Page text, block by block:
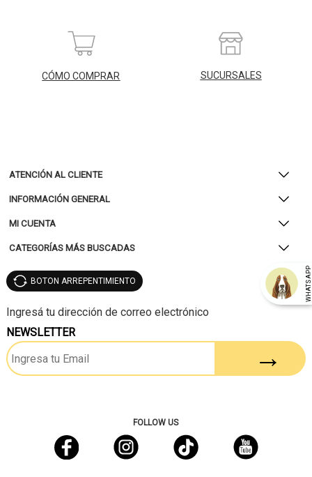
CÓMO COMPRAR SUCURSALES
ATENCIÓN AL CLIENTE
INFORMACIÓN GENERAL
MI CUENTA
CATEGORÍAS MÁS BUSCADAS
WHATSAPP
BOTON ARREPENTIMIENTO
NEWSLETTER
FOLLOW US